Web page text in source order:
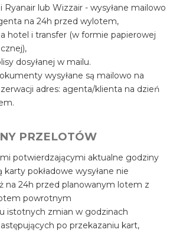
Ryanair lub Wizzair - wysyłane mailowo
na 24h przed wylotem,
hotel i transfer (w formie papierowej
dosyłanej w mailu.
wysyłane są mailowo na
adres: agenta/klienta na dzień
PRZELOTÓW
potwierdzającymi aktualne godziny
karty pokładowe wysyłane nie
na 24h przed planowanym lotem z
powrotnym
istotnych zmian w godzinach
po przekazaniu kart,